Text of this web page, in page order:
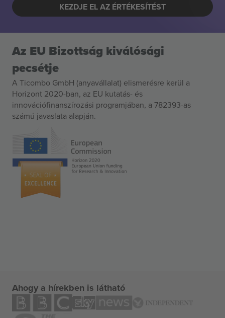
KEZDJE EL AZ ÉRTÉKESÍTÉST
Az EU Bizottság kiválósági
pecsétje
A Ticombo GmbH (anyavállalat) elismerésre kerül a
Horizont 2020-ban, az EU kutatás- és
innovációfinanszírozási programjában, a 782393-as
számú javaslata alapján.
Ahogy a hírekben is látható